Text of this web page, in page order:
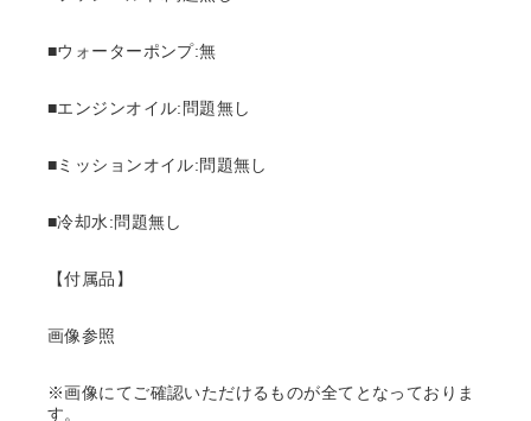
■ウォーターポンプ:無
■エンジンオイル:問題無し
■ミッションオイル:問題無し
■冷却水:問題無し
【付属品】
画像参照
※画像にてご確認いただけるものが全てとなっておりま
す。